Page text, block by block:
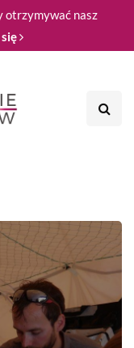
otrzymywać nasz